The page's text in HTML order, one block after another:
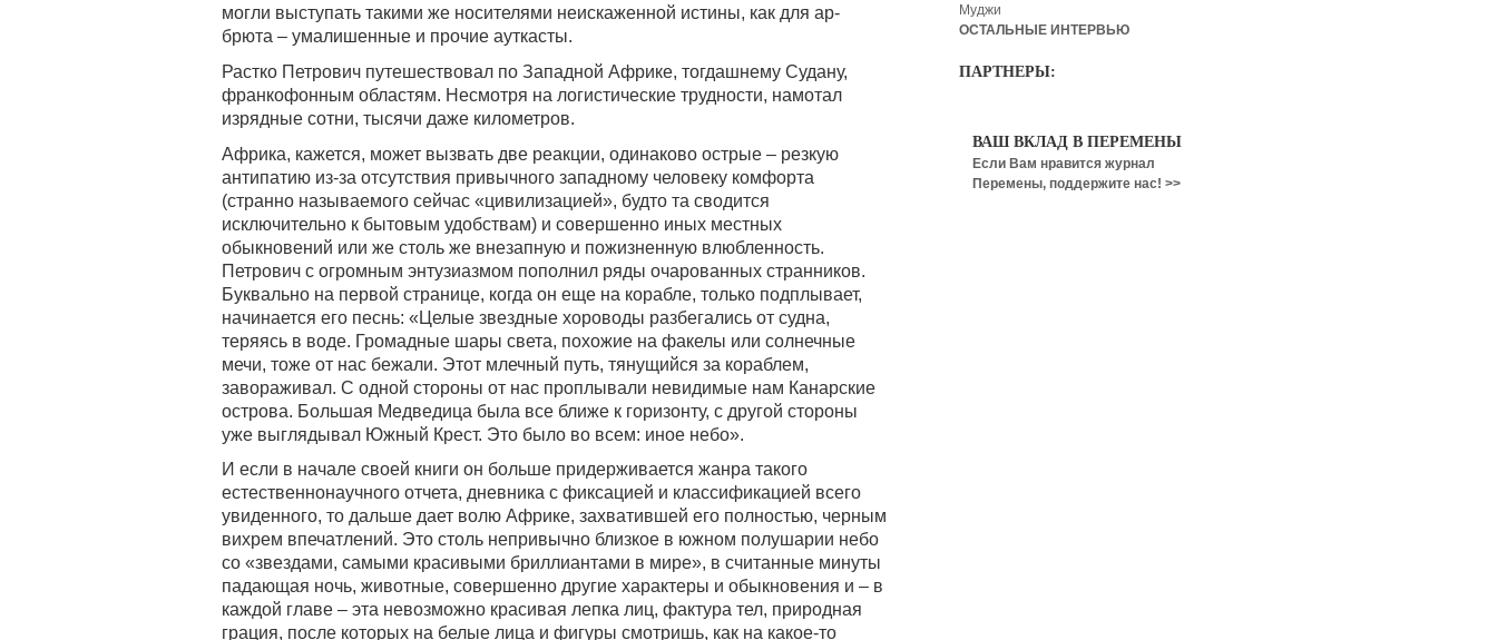
могли выступать такими же носителями неискаженной истины, как для ар-
брюта – умалишенные и прочие ауткасты.
Растко Петрович путешествовал по Западной Африке, тогдашнему Судану,
франкофонным областям. Несмотря на логистические трудности, намотал
изрядные сотни, тысячи даже километров.
Африка, кажется, может вызвать две реакции, одинаково острые – резкую
антипатию из-за отсутствия привычного западному человеку комфорта
(странно называемого сейчас «цивилизацией», будто та сводится
исключительно к бытовым удобствам) и совершенно иных местных
обыкновений или же столь же внезапную и пожизненную влюбленность.
Петрович с огромным энтузиазмом пополнил ряды очарованных странников.
Буквально на первой странице, когда он еще на корабле, только подплывает,
начинается его песнь: «Целые звездные хороводы разбегались от судна,
теряясь в воде. Громадные шары света, похожие на факелы или солнечные
мечи, тоже от нас бежали. Этот млечный путь, тянущийся за кораблем,
завораживал. С одной стороны от нас проплывали невидимые нам Канарские
острова. Большая Медведица была все ближе к горизонту, с другой стороны
уже выглядывал Южный Крест. Это было во всем: иное небо».
И если в начале своей книги он больше придерживается жанра такого
естественнонаучного отчета, дневника с фиксацией и классификацией всего
увиденного, то дальше дает волю Африке, захватившей его полностью, черным
вихрем впечатлений. Это столь непривычно близкое в южном полушарии небо
со «звездами, самыми красивыми бриллиантами в мире», в считанные минуты
падающая ночь, животные, совершенно другие характеры и обыкновения и – в
каждой главе – эта невозможно красивая лепка лиц, фактура тел, природная
грация, после которых на белые лица и фигуры смотришь, как на какое-то
Муджи
ОСТАЛЬНЫЕ ИНТЕРВЬЮ
ПАРТНЕРЫ:
ВАШ ВКЛАД В ПЕРЕМЕНЫ
Если Вам нравится журнал
Перемены, поддержите нас! >>